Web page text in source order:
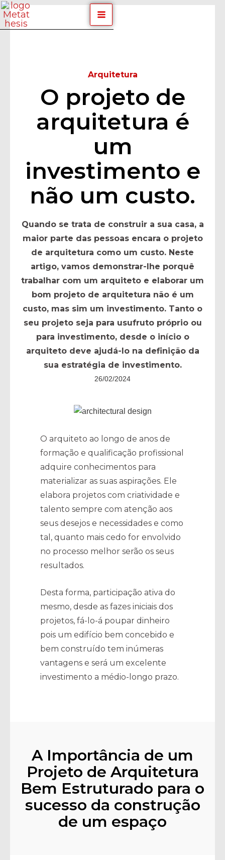
Skip
content
MAIN
MENU
Arquitetura
O projeto de
arquitetura é
um
investimento e
não um custo.
Quando se trata de construir a sua casa, a
maior parte das pessoas encara o projeto
de arquitetura como um custo. Neste
artigo, vamos demonstrar-lhe porquê
trabalhar com um arquiteto e elaborar um
bom projeto de arquitetura não é um
custo, mas sim um investimento. Tanto o
seu projeto seja para usufruto próprio ou
para investimento, desde o início o
arquiteto deve ajudá-lo na definição da
sua estratégia de investimento.
26/02/2024
O arquiteto ao longo de anos de
formação e qualificação profissional
adquire conhecimentos para
materializar as suas aspirações. Ele
elabora projetos com criatividade e
talento sempre com atenção aos
seus desejos e necessidades e como
tal, quanto mais cedo for envolvido
no processo melhor serão os seus
resultados.
Desta forma, participação ativa do
mesmo, desde as fazes iniciais dos
projetos, fá-lo-á poupar dinheiro
pois um edifício bem concebido e
bem construído tem inúmeras
vantagens e será um excelente
investimento a médio-longo prazo.
A Importância de um
Projeto de Arquitetura
Bem Estruturado para o
sucesso da construção
de um espaço
Post
navigation